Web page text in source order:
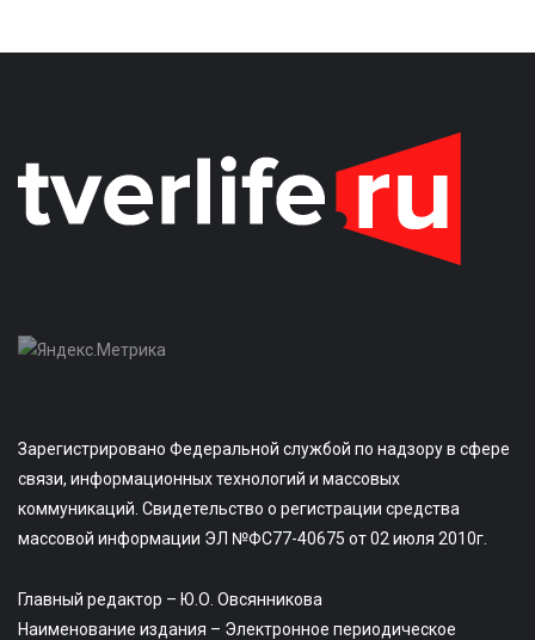
Зарегистрировано Федеральной службой по надзору в сфере
связи, информационных технологий и массовых
коммуникаций. Свидетельство о регистрации средства
массовой информации ЭЛ №ФС77-40675 от 02 июля 2010г.
Главный редактор – Ю.О. Овсянникова
Наименование издания – Электронное периодическое